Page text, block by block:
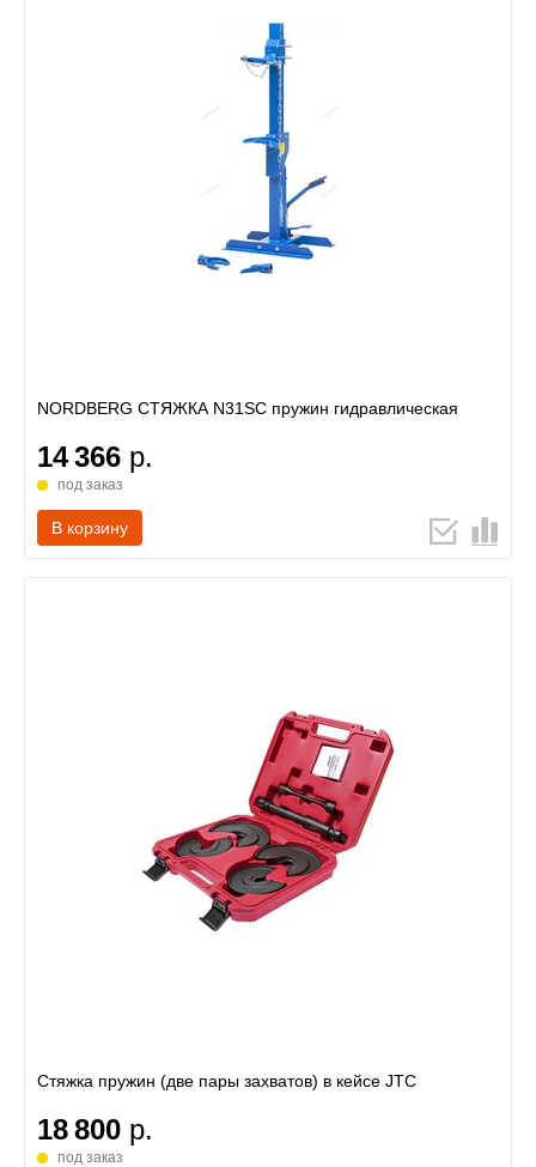
NORDBERG СТЯЖКА N31SC пружин гидравлическая
14 366 р.
под заказ
В корзину
Стяжка пружин (две пары захватов) в кейсе JTC
18 800 р.
под заказ